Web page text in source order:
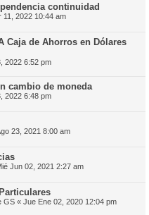
continuidad
11, 2022 10:44 am
Caja de Ahorros en Dólares
2022 6:52 pm
cambio de moneda
2022 6:48 pm
23, 2021 8:00 am
Jun 02, 2021 2:27 am
GS « Jue Ene 02, 2020 12:04 pm